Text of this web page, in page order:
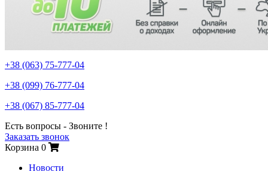
+38 (063) 75-777-04
+38 (099) 76-777-04
+38 (067) 85-777-04
Есть вопросы - Звоните !
Заказать звонок
Корзина 0
Новости